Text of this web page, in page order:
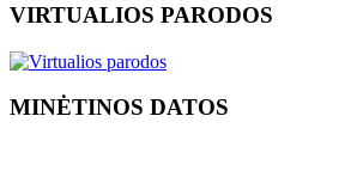
VIRTUALIOS PARODOS
MINĖTINOS DATOS